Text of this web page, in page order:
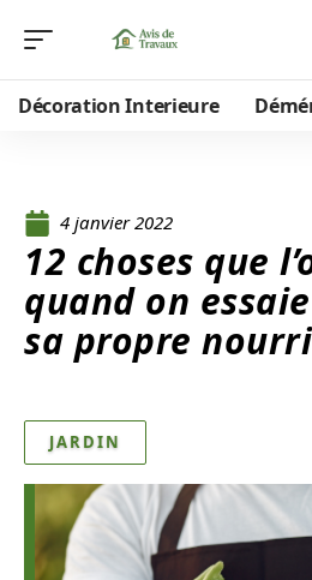
Décoration Interieure
4 janvier 2022
12 choses que
quand on
sa propre
JARDIN